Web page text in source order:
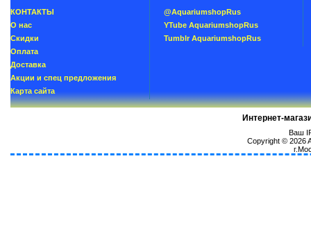
КОНТАКТЫ
О нас
Скидки
Oплатa
Доставка
Акции и спец предложения
Карта сайта
@AquariumshopRus
YTube AquariumshopRus
Tumblr AquariumshopRus
Интернет-
Ваш
Copyright © 2026